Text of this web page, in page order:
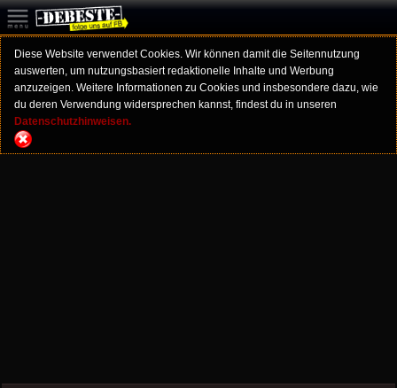
Diese Website verwendet Cookies. Wir können damit die Seitennutzung
auswerten, um nutzungsbasiert redaktionelle Inhalte und Werbung
anzuzeigen. Weitere Informationen zu Cookies und insbesondere dazu, wie
du deren Verwendung widersprechen kannst, findest du in unseren
Datenschutzhinweisen.